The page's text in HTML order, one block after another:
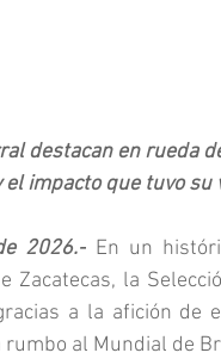
destacan en rueda
impacto que tuvo su
2026.- En un
Zacatecas, la
a la afición de
al Mundial de